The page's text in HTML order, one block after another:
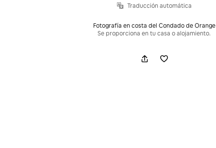
Traducción automática
Fotografía en costa del Condado de Orange
Se proporciona en tu casa o alojamiento.